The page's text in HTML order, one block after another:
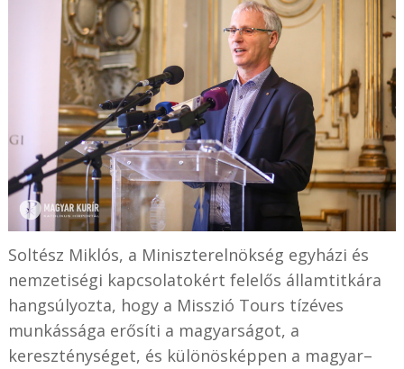
Soltész Miklós, a Miniszterelnökség egyházi és
nemzetiségi kapcsolatokért felelős államtitkára
hangsúlyozta, hogy a Misszió Tours tízéves
munkássága erősíti a magyarságot, a
kereszténységet, és különösképpen a magyar–